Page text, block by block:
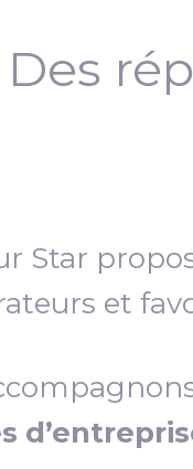
Des
Star
et